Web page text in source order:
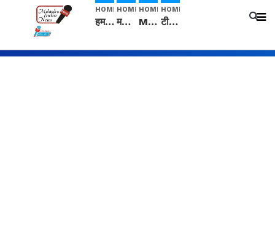
HOME
हम सनातनी..." सांसद kangana Ranaut से क्या बोली लड़की? Viral Jantar-Mantar | CJP protest
HOME
मनीषा हत्याकांड: हत्या, आत्महत्या या कोई बड़ा राज? | Full Story | Josh Haryana
HOME
Mangalsutra: हिंदू धर्म में शादी के बाद मंगलसूत्र क्यों पहनती है महिलाएं, किसने शुरु की ये परंपरा
HOME
टीम बीकेई ने एग्रीकल्चर ग्रेड की यूरिया खाद गट्टों में बदलकर टेक्निकल ग्रेड में बेचने वालों पर करवाई कार्रवाई: लखविंदर सिंह औलख